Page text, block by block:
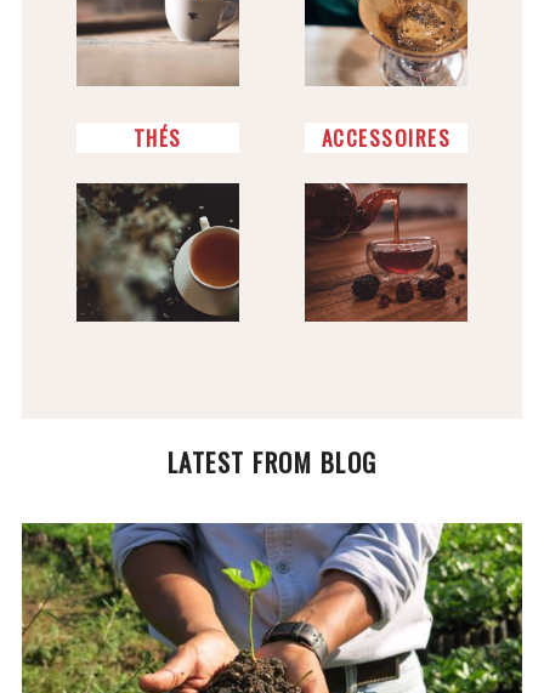
THÉS ACCESSOIRES
LATEST FROM BLOG